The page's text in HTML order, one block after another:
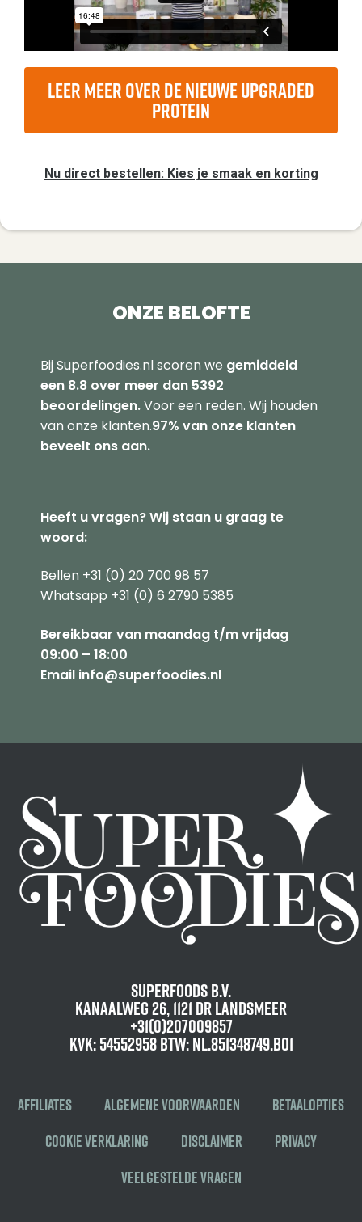
Leer meer over de nieuwe Upgraded
Protein
Nu direct bestellen: Kies je smaak en korting
ONZE BELOFTE
Bij Superfoodies.nl scoren we gemiddeld
een 8.8 over meer dan 5392
beoordelingen.Voor een reden. Wij houden
van onze klanten.97% van onze klanten
beveelt ons aan.
Heeft u vragen? Wij staan u graag te
woord:
Bellen +31 (0) 20 700 98 57
Whatsapp +31 (0) 6 2790 5385
Bereikbaar van maandag t/m vrijdag
09:00 – 18:00
Email info@superfoodies.nl
Superfoods B.V.
Kanaalweg 26, 1121 DR Landsmeer
+31(0)207009857
KvK: 54552958 BTW: NL.851348749.B01
Affiliates Algemene voorwaarden
Betaalopties
Cookie verklaring
Disclaimer
Privacy
Veelgestelde vragen